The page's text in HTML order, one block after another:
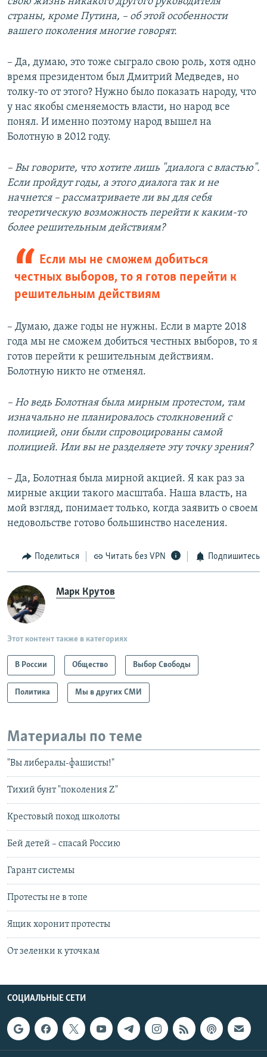
страны, кроме Путина, – об этой особенности
вашего поколения многие говорят.
– Да, думаю, это тоже сыграло свою роль, хотя одно
время президентом был Дмитрий Медведев, но
толку-то от этого? Нужно было показать народу, что
у нас якобы сменяемость власти, но народ все
понял. И именно поэтому народ вышел на
Болотную в 2012 году.
– Вы говорите, что хотите лишь "диалога с властью".
Если пройдут годы, а этого диалога так и не
начнется – рассматриваете ли вы для себя
теоретическую возможность перейти к каким-то
более решительным действиям?
Если мы не сможем добиться
честных выборов, то я готов перейти к
решительным действиям
– Думаю, даже годы не нужны. Если в марте 2018
года мы не сможем добиться честных выборов, то я
готов перейти к решительным действиям.
Болотную никто не отменял.
– Но ведь Болотная была мирным протестом, там
изначально не планировалось столкновений с
полицией, они были спровоцированы самой
полицией. Или вы не разделяете эту точку зрения?
– Да, Болотная была мирной акцией. Я как раз за
мирные акции такого масштаба. Наша власть, на
мой взгляд, понимает только, когда заявить о своем
недовольстве готово большинство населения.
Поделиться Читать без VPN Подпишитесь
Марк Крутов
Этот контент также в категориях
В России Общество Выбор Свободы
Политика Мы в других СМИ
Материалы по теме
"Вы либералы-фашисты!"
Тихий бунт "поколения Z"
Крестовый поход школоты
Бей детей – спасай Россию
Гарант системы
Протесты не в топе
Ящик хоронит протесты
От зеленки к уточкам
СОЦИАЛЬНЫЕ СЕТИ